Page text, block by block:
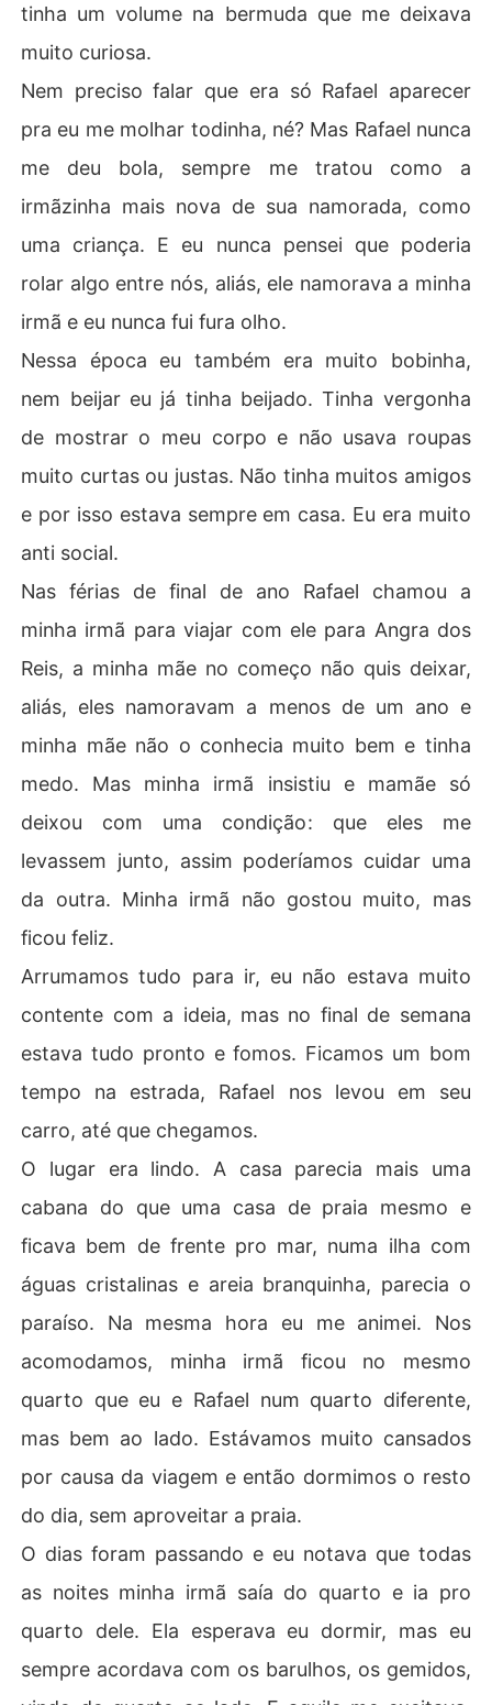
tinha um volume na bermuda que me deixava
muito curiosa.
Nem preciso falar que era só Rafael aparecer
pra eu me molhar todinha, né? Mas Rafael nunca
me deu bola, sempre me tratou como a
irmãzinha mais nova de sua namorada, como
uma criança. E eu nunca pensei que poderia
rolar algo entre nós, aliás, ele namorava a minha
irmã e eu nunca fui fura olho.
Nessa época eu também era muito bobinha,
nem beijar eu já tinha beijado. Tinha vergonha
de mostrar o meu corpo e não usava roupas
muito curtas ou justas. Não tinha muitos amigos
e por isso estava sempre em casa. Eu era muito
anti social.
Nas férias de final de ano Rafael chamou a
minha irmã para viajar com ele para Angra dos
Reis, a minha mãe no começo não quis deixar,
aliás, eles namoravam a menos de um ano e
minha mãe não o conhecia muito bem e tinha
medo. Mas minha irmã insistiu e mamãe só
deixou com uma condição: que eles me
levassem junto, assim poderí­amos cuidar uma
da outra. Minha irmã não gostou muito, mas
ficou feliz.
Arrumamos tudo para ir, eu não estava muito
contente com a ideia, mas no final de semana
estava tudo pronto e fomos. Ficamos um bom
tempo na estrada, Rafael nos levou em seu
carro, até que chegamos.
O lugar era lindo. A casa parecia mais uma
cabana do que uma casa de praia mesmo e
ficava bem de frente pro mar, numa ilha com
águas cristalinas e areia branquinha, parecia o
paraí­so. Na mesma hora eu me animei. Nos
acomodamos, minha irmã ficou no mesmo
quarto que eu e Rafael num quarto diferente,
mas bem ao lado. Estávamos muito cansados
por causa da viagem e então dormimos o resto
do dia, sem aproveitar a praia.
O dias foram passando e eu notava que todas
as noites minha irmã saí­a do quarto e ia pro
quarto dele. Ela esperava eu dormir, mas eu
sempre acordava com os barulhos, os gemidos,